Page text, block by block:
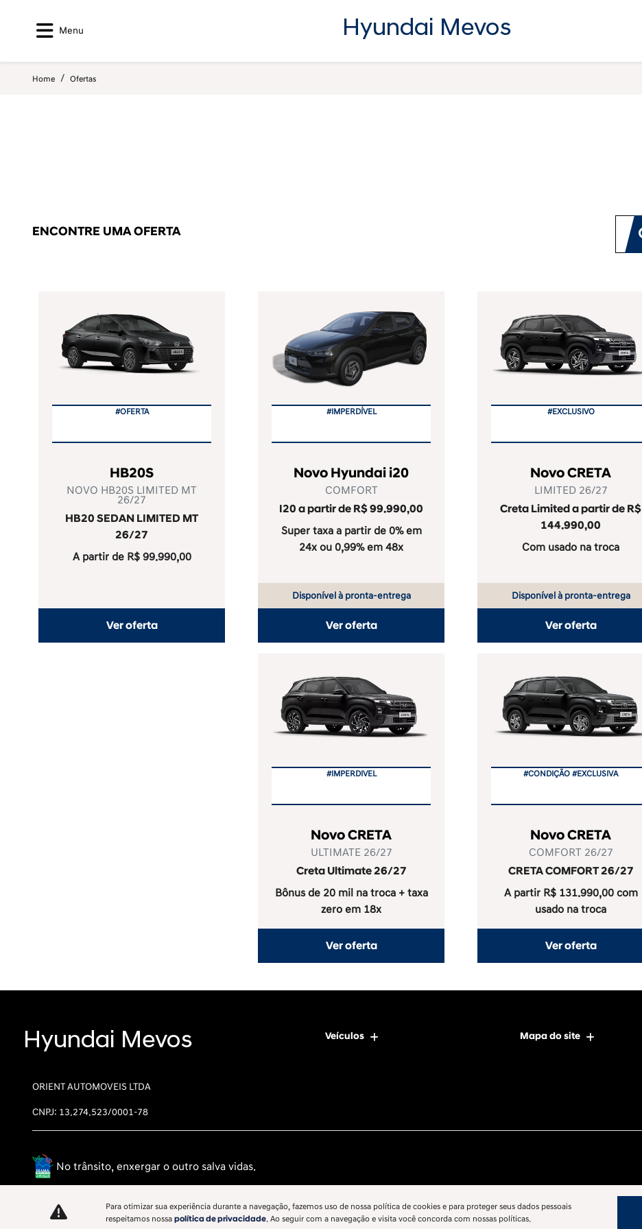
Menu
Home Ofertas
ENCONTRE UMA OFERTA
HB20S
NOVO HB20S LIMITED MT
26/27
#OFERTA
HB20 SEDAN LIMITED MT
26/27
A partir de R$ 99.990,00
Ver oferta
Novo Hyundai i20
COMFORT
#IMPERDÍVEL
I20 a partir de R$ 99.990,00
Super taxa a partir de 0% em
24x ou 0,99% em 48x
Disponível à pronta-entrega
Ver oferta
Novo CRETA
LIMITED 26/27
#EXCLUSIVO
Creta Limited a partir de R$
144.990,00
Com usado na troca
Disponível à pronta-entrega
Ver oferta
Novo CRETA
ULTIMATE 26/27
#IMPERDIVEL
Creta Ultimate 26/27
Bônus de 20 mil na troca + taxa
zero em 18x
Ver oferta
Novo CRETA
COMFORT 26/27
#CONDIÇÃO #EXCLUSIVA
CRETA COMFORT 26/27
A partir R$ 131.990,00 com
usado na troca
Ver oferta
Veículos Mapa do site
ORIENT AUTOMOVEIS LTDA
CNPJ: 13.274.523/0001-78
No trânsito, enxergar o outro salva vidas.
Desenvolvido pela DEALERSPACE ® Direitos Reservados.
Para otimizar sua experiência durante a navegação, fazemos uso de nossa política de cookies e para proteger seus dados pessoais
respeitamos nossa política de privacidade. Ao seguir com a navegação e visita você concorda com nossas políticas.